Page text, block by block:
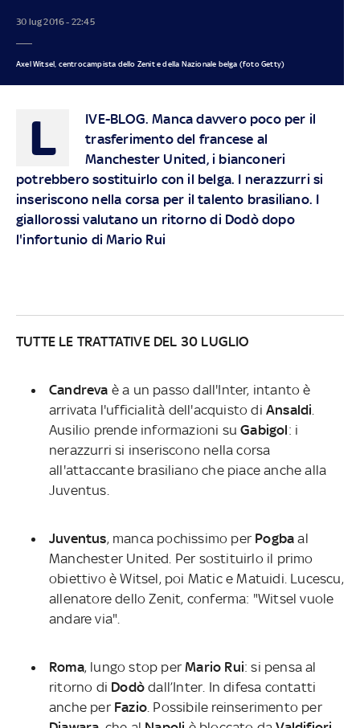
30 lug 2016 - 22:45
Axel Witsel, centrocampista dello Zenit e della Nazionale belga (foto Getty)
L IVE-BLOG.Manca davvero poco per il
trasferimento del francese al
Manchester United, i bianconeri
potrebbero sostituirlo con il belga. I nerazzurri si
inseriscono nella corsa per il talento brasiliano. I
giallorossi valutano un ritorno di Dodò dopo
l'infortunio di Mario Rui
TUTTE LE TRATTATIVE DEL 30 LUGLIO
Candreva è a un passo dall'Inter, intanto è
arrivata l'ufficialità dell'acquisto di Ansaldi
Ausilio prende informazioni suGabigol: i
nerazzurri si inseriscono nella corsa
all'attaccante brasiliano che piace anche alla
Juventus.
Juventus, manca pochissimo per Pogbaal
Manchester United. Per sostituirlo il primo
obiettivo è Witsel, poi Matic e Matuidi. Lucescu,
allenatore dello Zenit, conferma: "Witsel vuole
andare via".
Roma, lungo stop perMario Rui: si pensa al
ritorno di Dodòdall’Inter. In difesa contatti
anche per Fazio. Possibile reinserimento per